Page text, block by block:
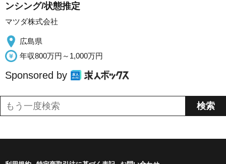
ンシング/状態推定
マツダ株式会社
広島県
年収800万円～1,000万円
Sponsored by